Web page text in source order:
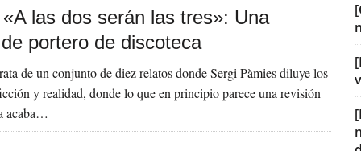
las dos serán las tres»: Una
portero de discoteca
de un conjunto de diez relatos donde Sergi Pàmies diluye los
y realidad, donde lo que en principio parece una revisión
acaba…